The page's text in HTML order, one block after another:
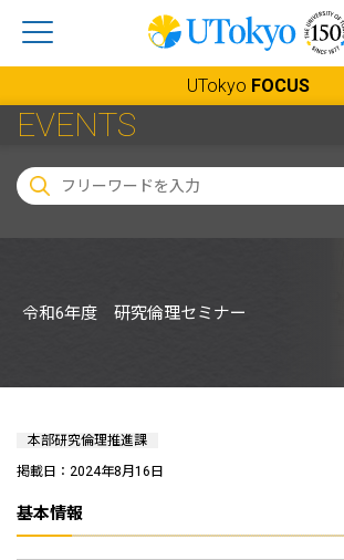
UTokyo FOCUS
EVENTS
令和6年度 研究倫理セミナー
本部研究倫理推進課
掲載日：2024年8月16日
基本情報